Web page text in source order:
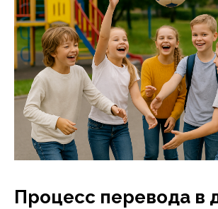
Процесс перевода в